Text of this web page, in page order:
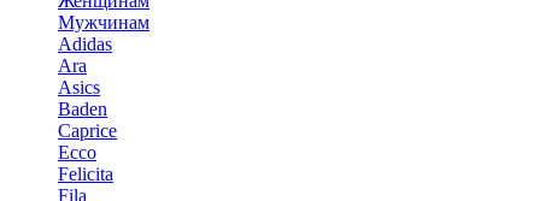
Мужчинам
Adidas
Ara
Asics
Baden
Caprice
Ecco
Felicita
Fila